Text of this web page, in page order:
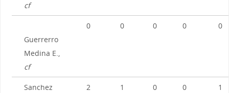
cf
Guerrerro
Medina E.,
cf
0 0 0 0 0
Sanchez
2 1 0 0 1